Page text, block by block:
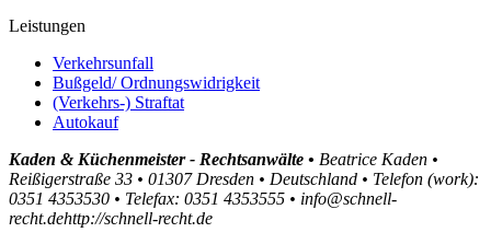
Leistungen
Verkehrsunfall
Bußgeld/ Ordnungswidrigkeit
(Verkehrs-) Straftat
Autokauf
Kaden & Küchenmeister - Rechtsanwälte • Beatrice Kaden •
Reißigerstraße 33 • 01307 Dresden • Deutschland • Telefon (work):
0351 4353530 • Telefax: 0351 4353555 • info@schnell-
recht.dehttp://schnell-recht.de